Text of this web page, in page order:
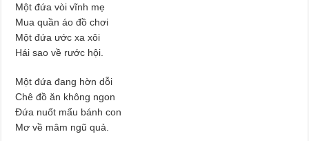
Một đứa vòi vĩnh mẹ
Mua quần áo đồ chơi
Một đứa ước xa xôi
Hái sao về rước hội.
Một đứa đang hờn dỗi
Chê đồ ăn không ngon
Đứa nuốt mẩu bánh con
Mơ về mâm ngũ quả.